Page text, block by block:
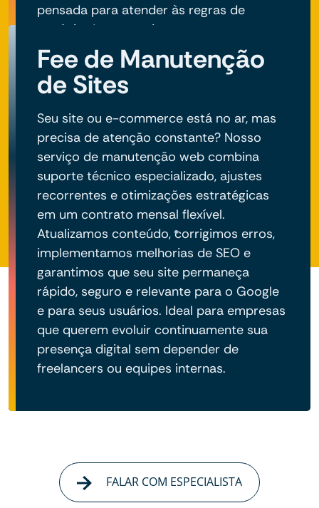
pensada para atender às regras de
negócio do seu projeto.
Fee de Manutenção
de Sites
Seu site ou e-commerce está no ar, mas
precisa de atenção constante? Nosso
serviço de manutenção web combina
suporte técnico especializado, ajustes
recorrentes e otimizações estratégicas
em um contrato mensal flexível.
Atualizamos conteúdo, corrigimos erros,
implementamos melhorias de SEO e
garantimos que seu site permaneça
rápido, seguro e relevante para o Google
e para seus usuários. Ideal para empresas
que querem evoluir continuamente sua
presença digital sem depender de
freelancers ou equipes internas.
FALAR COM ESPECIALISTA